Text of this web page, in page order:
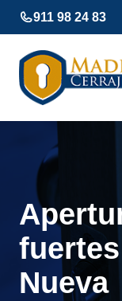
Saltar
al
contenido
911 98 24 83
Nueva